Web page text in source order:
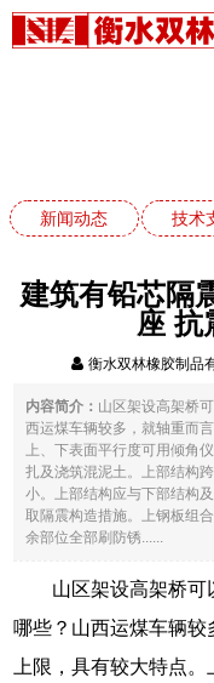
新闻动态 技术
建筑有铅芯隔
座 抗
衡水双林橡胶制品
内容简介： 山区架设高架桥
西运煤车辆较多，就轴重而
上、下表面平行度可用倾角
扎及浇筑混泥土。上部结构
小。上部结构应与下部结构
取隔震构造措施。上钢板组
余部位全部刷防锈......
山区架设高架桥
哪些？山西运煤车辆
上限，具有较大特点